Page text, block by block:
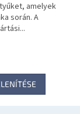
amelyek
során. A